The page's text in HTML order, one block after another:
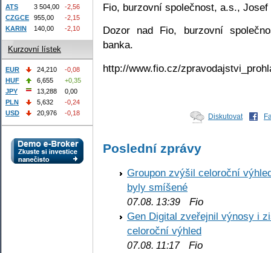
Fio, burzovní společnost, a.s.,
Dozor nad Fio, burzovní
banka.
http://www.fio.cz/
Diskutovat
Poslední zprávy
Groupon zvýšil celoroční
byly smíšené
07.08. 13:39 Fio
Gen Digital zveřejnil výnosy i
celoroční výhled
07.08. 11:17Fio
ATS
3 504,00
-2,56
CZGCE
955,00
-2,15
KARIN
140,00 -2,10
Kurzovní lístek
EUR 24,210
-0,08
HUF
6,655
+0,35
JPY
13,288
0,00
PLN
5,632
-0,24
USD
20,976 -0,18